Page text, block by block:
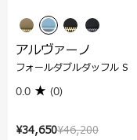
¥46,200
¥34,650
アルヴァーノ
フォールダブルダッフル S
0.0 (0)